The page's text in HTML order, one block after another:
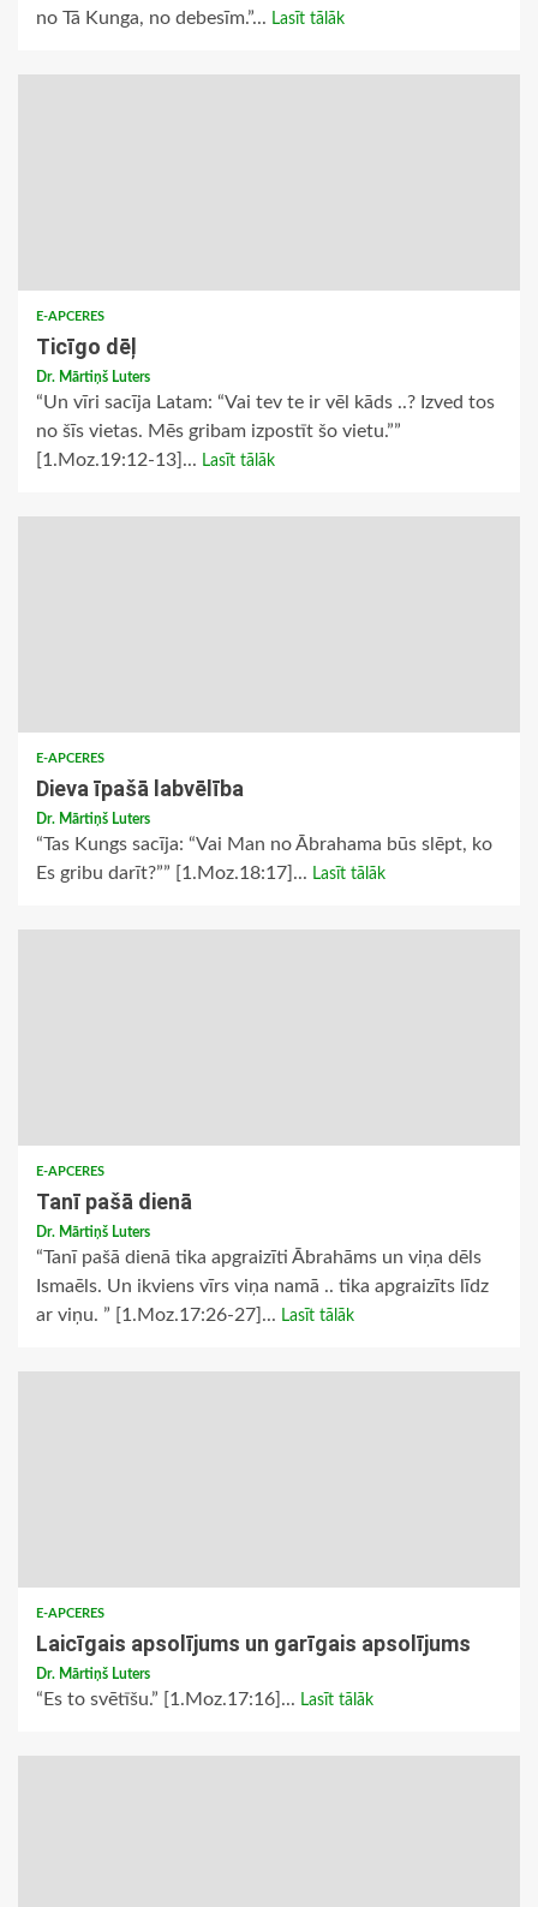
no Tā Kunga, no debesīm.”... Lasīt tālāk
E-APCERES
Ticīgo dēļ
Dr. Mārtiņš Luters
“Un vīri sacīja Latam: “Vai tev te ir vēl kāds ..? Izved tos
no šīs vietas. Mēs gribam izpostīt šo vietu.””
[1.Moz.19:12-13]... Lasīt tālāk
E-APCERES
Dieva īpašā labvēlība
Dr. Mārtiņš Luters
“Tas Kungs sacīja: “Vai Man no Ābrahama būs slēpt, ko
Es gribu darīt?”” [1.Moz.18:17]... Lasīt tālāk
E-APCERES
Tanī pašā dienā
Dr. Mārtiņš Luters
“Tanī pašā dienā tika apgraizīti Ābrahāms un viņa dēls
Ismaēls. Un ikviens vīrs viņa namā .. tika apgraizīts līdz
ar viņu. ” [1.Moz.17:26-27]... Lasīt tālāk
E-APCERES
Laicīgais apsolījums un garīgais apsolījums
Dr. Mārtiņš Luters
“Es to svētīšu.” [1.Moz.17:16]... Lasīt tālāk